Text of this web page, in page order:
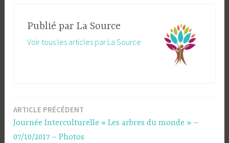
Publié par La Source
Voir tous les articles par La Source
Navigation
de
ARTICLE PRÉCÉDENT
Journée Interculturelle « Les arbres du monde » –
07/10/2017 – Photos